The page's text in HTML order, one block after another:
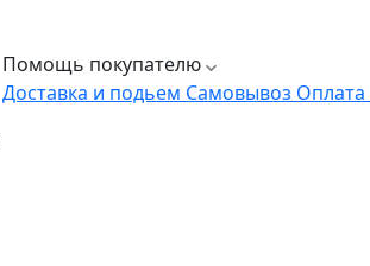
Помощь покупателю
Доставка и подьем Самовывоз Оплата